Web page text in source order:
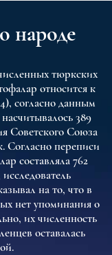
народе
тюркских
относится к
согласно данным
389
Советского Союза
Согласно переписи
составляла 762
на то, что в
нет упоминания о
их численность
оставалась